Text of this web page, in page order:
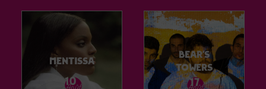
Mentissa
Bear’s
Towers